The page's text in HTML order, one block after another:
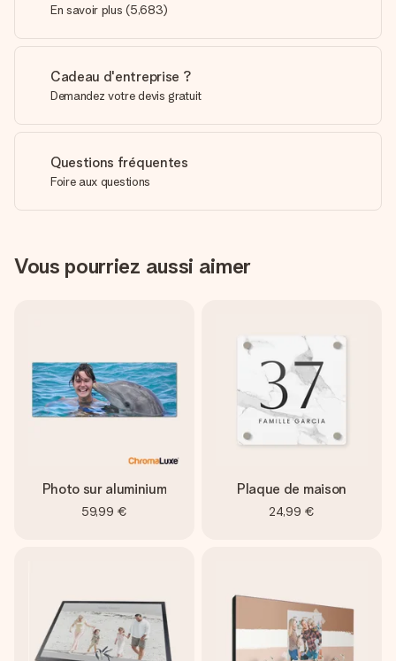
En savoir plus (5,683)
Cadeau d'entreprise ?
Demandez votre devis gratuit
Questions fréquentes
Foire aux questions
Vous pourriez aussi aimer
Photo sur aluminium
59,99 €
Plaque de maison
24,99 €